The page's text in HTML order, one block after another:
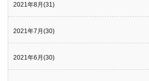
2021年8月(31)
2021年7月(30)
2021年6月(30)